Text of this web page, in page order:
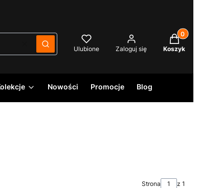
WyczyśćSzukaj Ulubione Zaloguj się
Produkty w
Koszyk
Nowości Promocje Blog
Strona z 1